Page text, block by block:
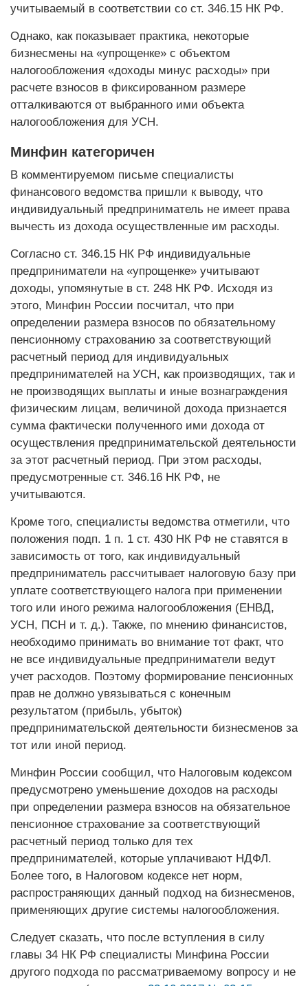
учитываемый в соответствии со ст. 346.15 НК РФ.
Однако, как показывает практика, некоторые
бизнесмены на «упрощенке» с объектом
налогообложения «доходы минус расходы» при
расчете взносов в фиксированном размере
отталкиваются от выбранного ими объекта
налогообложения для УСН.
Минфин категоричен
В комментируемом письме специалисты
финансового ведомства пришли к выводу, что
индивидуальный предприниматель не имеет права
вычесть из дохода осуществленные им расходы.
Согласно ст. 346.15 НК РФ индивидуальные
предприниматели на «упрощенке» учитывают
доходы, упомянутые в ст. 248 НК РФ. Исходя из
этого, Минфин России посчитал, что при
определении размера взносов по обязательному
пенсионному страхованию за соответствующий
расчетный период для индивидуальных
предпринимателей на УСН, как производящих, так и
не производящих выплаты и иные вознаграждения
физическим лицам, величиной дохода признается
сумма фактически полученного ими дохода от
осуществления предпринимательской деятельности
за этот расчетный период. При этом расходы,
предусмотренные ст. 346.16 НК РФ, не
учитываются.
Кроме того, специалисты ведомства отметили, что
положения подп. 1 п. 1 ст. 430 НК РФ не ставятся в
зависимость от того, как индивидуальный
предприниматель рассчитывает налоговую базу при
уплате соответствующего налога при применении
того или иного режима налогообложения (ЕНВД,
УСН, ПСН и т. д.). Также, по мнению финансистов,
необходимо принимать во внимание тот факт, что
не все индивидуальные предприниматели ведут
учет расходов. Поэтому формирование пенсионных
прав не должно увязываться с конечным
результатом (прибыль, убыток)
предпринимательской деятельности бизнесменов за
тот или иной период.
Минфин России сообщил, что Налоговым кодексом
предусмотрено уменьшение доходов на расходы
при определении размера взносов на обязательное
пенсионное страхование за соответствующий
расчетный период только для тех
предпринимателей, которые уплачивают НДФЛ.
Более того, в Налоговом кодексе нет норм,
распространяющих данный подход на бизнесменов,
применяющих другие системы налогообложения.
Следует сказать, что после вступления в силу
главы 34 НК РФ специалисты Минфина России
другого подхода по рассматриваемому вопросу и не